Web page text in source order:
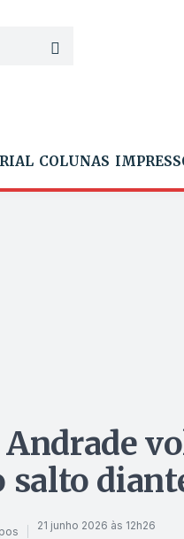
COLUNAS
Andrade
salto
21 junho 2026 às 12h26